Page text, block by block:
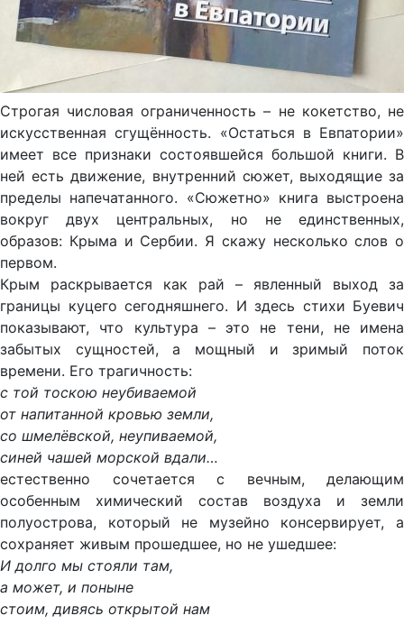
Строгая числовая ограниченность – не кокетство, не
искусственная сгущённость. «Остаться в Евпатории»
имеет все признаки состоявшейся большой книги. В
ней есть движение, внутренний сюжет, выходящие за
пределы напечатанного. «Сюжетно» книга выстроена
вокруг двух центральных, но не единственных,
образов: Крыма и Сербии. Я скажу несколько слов о
первом.
Крым раскрывается как рай – явленный выход за
границы куцего сегодняшнего. И здесь стихи Буевич
показывают, что культура – это не тени, не имена
забытых сущностей, а мощный и зримый поток
времени. Его трагичность:
с той тоскою неубиваемой
от напитанной кровью земли,
со шмелёвской, неупиваемой,
синей чашей морской вдали…
естественно сочетается с вечным, делающим
особенным химический состав воздуха и земли
полуострова, который не музейно консервирует, а
сохраняет живым прошедшее, но не ушедшее:
И долго мы стояли там,
а может, и поныне
стоим, дивясь открытой нам